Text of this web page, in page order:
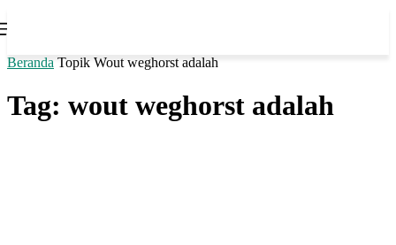
Beranda Topik Wout weghorst adalah
Tag: wout weghorst adalah